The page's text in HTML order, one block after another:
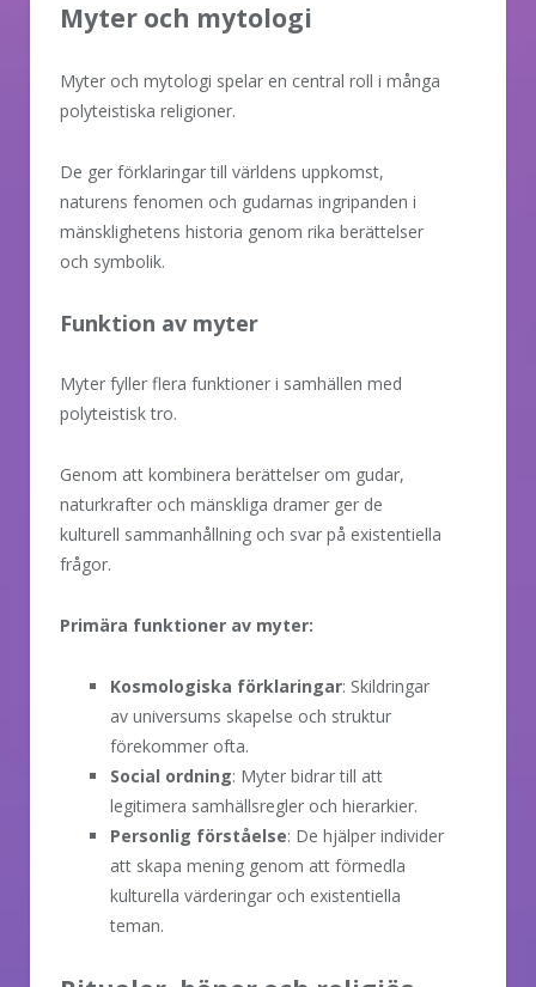
Myter och mytologi
Myter och mytologi spelar en central roll i många
polyteistiska religioner.
De ger förklaringar till världens uppkomst,
naturens fenomen och gudarnas ingripanden i
mänsklighetens historia genom rika berättelser
och symbolik.
Funktion av myter
Myter fyller flera funktioner i samhällen med
polyteistisk tro.
Genom att kombinera berättelser om gudar,
naturkrafter och mänskliga dramer ger de
kulturell sammanhållning och svar på existentiella
frågor.
Primära funktioner av myter:
Kosmologiska förklaringar: Skildringar
av universums skapelse och struktur
förekommer ofta.
Social ordning: Myter bidrar till att
legitimera samhällsregler och hierarkier.
Personlig förståelse: De hjälper individer
att skapa mening genom att förmedla
kulturella värderingar och existentiella
teman.